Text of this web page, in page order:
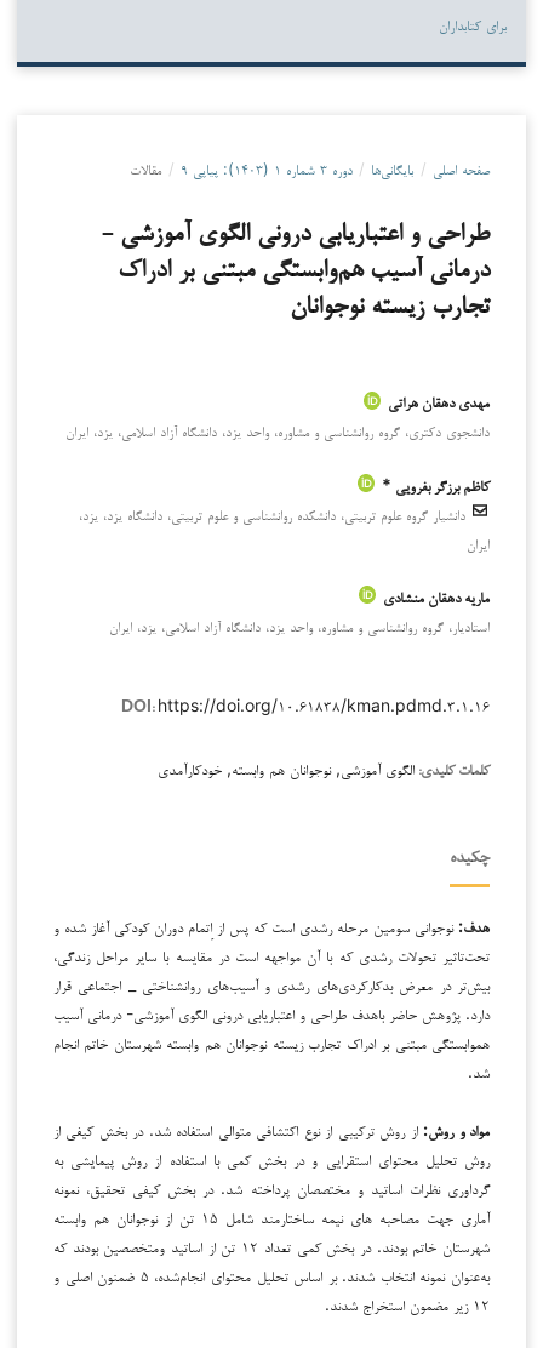
برای کتابداران
صفحه اصلی / بایگانی‌ها / دوره ۳ شماره ۱ (۱۴۰۳): پیاپی ۹ / مقالات
طراحی و اعتباریابی درونی الگوی آموزشی -
درمانی آسیب هم‌وابستگی مبتنی بر ادراک
تجارب زیسته نوجوانان
مهدی دهقان هراتی
دانشجوی دکتری، گروه روانشناسی و مشاوره، واحد یزد، دانشگاه آزاد اسلامی، یزد، ایران
کاظم برزگر بفرویی *
دانشیار گروه علوم تربیتی، دانشکده روانشناسی و علوم تربیتی، دانشگاه یزد، یزد،
ایران
ماریه دهقان منشادی
استادیار، گروه روانشناسی و مشاوره، واحد یزد، دانشگاه آزاد اسلامی، یزد، ایران
DOI: https://doi.org/۱۰.۶۱۸۳۸/kman.pdmd.۳.۱.۱۶
کلمات کلیدی: الگوی آموزشی, نوجوانان هم وابسته, خودکارآمدی
چکیده
هدف: نوجوانی سومین مرحله رشدی است که پس از اِتمام دوران کودکی آغاز شده و
تحت‌تاثیر تحولات رشدی که با آن مواجهه است در مقایسه با سایر مراحل زندگی،
بیش‌تر در معرض بدکارکردی‌های رشدی و آسیب‌های روانشناختی _ اجتماعی قرار
دارد. پژوهش حاضر باهدف طراحی و اعتباریابی درونی الگوی آموزشی- درمانی آسیب
هم­وابستگی مبتنی بر ادراک تجارب زیسته نوجوانان هم وابسته شهرستان خاتم انجام
شد.
مواد و روش: از روش ترکیبی از نوع اکتشافی متوالی استفاده شد. در بخش کیفی از
روش تحلیل محتوای استقرایی و در بخش کمی با استفاده از روش پیمایشی به
گرداوری نظرات اساتید و مختصصان پرداخته شد. در بخش کیفی تحقیق، نمونه
آماری جهت مصاحبه های نیمه ساختارمند شامل ۱۵ تن از نوجوانان هم وابسته
شهرستان خاتم بودند. در بخش کمی تعداد ۱۲ تن از اساتید ومتخصصین بودند که
به‌عنوان نمونه انتخاب شدند. بر اساس تحلیل محتوای انجام‌شده، ۵ ضمنون اصلی و
۱۲ زیر مضمون استخراج شدند.